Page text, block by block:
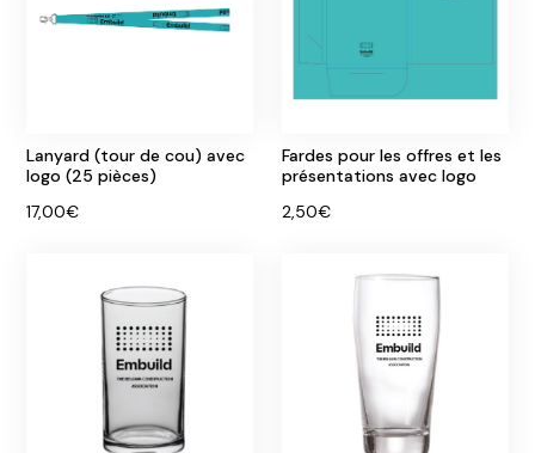
Lanyard (tour de cou) avec
logo (25 pièces)
17,00€
Fardes pour les offres et les
présentations avec logo
2,50€